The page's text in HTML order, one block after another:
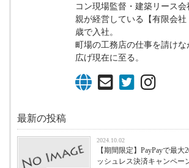
コン現場監督・建築リース
親が経営している【有限会社
歳で入社。
町場の工務店の仕事を請け
広げ現在に至る。
最新の投稿
2024.10.02
【期間限定】PayPayで最
ッシュレス決済キャンペー